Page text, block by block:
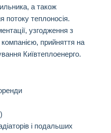
а також
потоку теплоносія.
узгодження з
прийняття на
Київтеплоенерго.
і подальших